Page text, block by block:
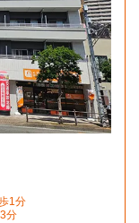
1分
分